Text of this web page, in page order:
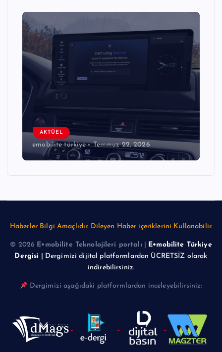
AKTÜEL
emobilite türkiye Temmuz 22, 2026
Haberler Bilgi Amaçlıdır. Dileyen Haber içeriklerini Kullanabilir.
© 2026 E•mobilite Teknolojileri portalı
E•mobilite Türkiye
Dergisi | Dergimizi dijital platformlardan ÜCRETSİZ olarak
indirebilirsiniz.
Dergimizi aşağıdaki platformlardan inceleyebilirsiniz: